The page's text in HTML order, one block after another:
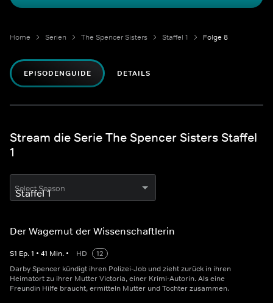
Home Serien The Spencer Sisters Staffel 1 Folge 8
EPISODENGUIDE DETAILS
Stream die Serie The Spencer Sisters Staffel
1
Select Season
Der Wagemut der Wissenschaftlerin
S1 Ep.1 • 41 Min. • HD
12
Darby Spencer kündigt ihren Polizei-Job und zieht zurück in ihren
Heimatort zu ihrer Mutter Victoria, einer Krimi-Autorin. Als eine
Freundin Hilfe braucht, ermitteln Mutter und Tochter zusammen.